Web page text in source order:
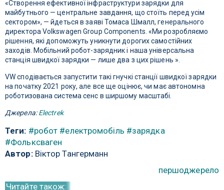
«Створення ефективної інфраструктури зарядки для
майбутнього — центральне завдання, що стоїть перед усім
сектором», — йдеться в заяві Томаса Шмалл, генерального
директора Volkswagen Group Components. «Ми розробляємо
рішення, які допоможуть уникнути дорогих самостійних
заходів. Мобільний робот-зарядник і наша універсальна
станція швидкої зарядки — лише два з цих рішень ».
VW сподівається запустити такі гнучкі станції швидкої зарядки
на початку 2021 року, але все ще оцінює, чи має автономна
роботизована система сенс в ширшому масштабі.
Джерела:Electrek
Теги: #робот #електромобіль #зарядка
#Фольксваген
Автор:Віктор Тангерманн
першоджерело
Читайте також: